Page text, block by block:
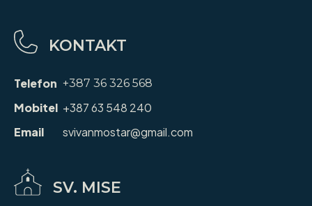
KONTAKT
Telefon +387 36 326 568
Mobitel +387 63 548 240
Email
svivanmostar@gmail.com
SV. MISE